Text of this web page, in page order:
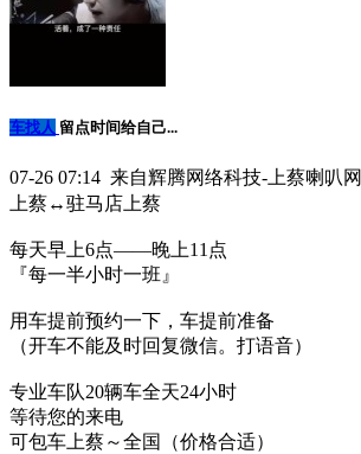
车找人 留点时间给自己...
07-26 07:14 来自辉腾网络科技-上蔡喇叭网
上蔡↔️驻马店上蔡
每天早上6点——晚上11点
『每一半小时一班』
用车提前预约一下，车提前准备
（开车不能及时回复微信。打语音）
专业车队20辆车全天24小时
等待您的来电
可包车上蔡～全国（价格合适）